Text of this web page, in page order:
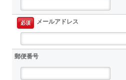
必須 メールアドレス
郵便番号